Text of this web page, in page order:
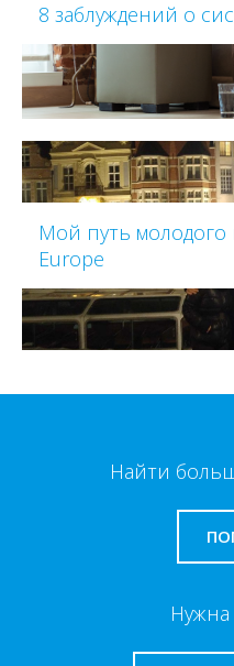
8 заблуждений о
Мой путь молодого
Europe
Найти